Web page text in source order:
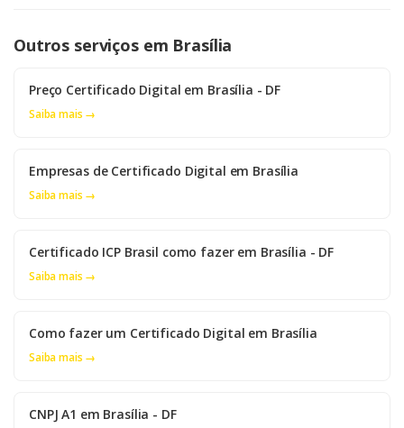
Outros serviços em Brasília
Preço Certificado Digital em Brasília - DF
Saiba mais →
Empresas de Certificado Digital em Brasília
Saiba mais →
Certificado ICP Brasil como fazer em Brasília - DF
Saiba mais →
Como fazer um Certificado Digital em Brasília
Saiba mais →
CNPJ A1 em Brasília - DF